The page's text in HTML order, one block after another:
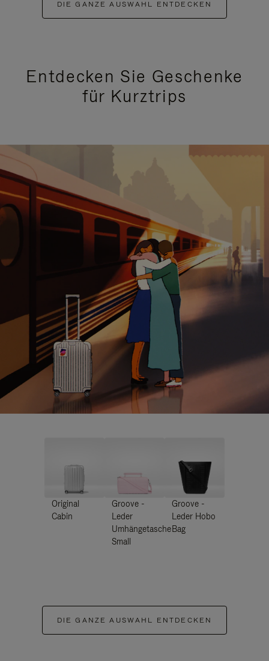
DIE GANZE AUSWAHL ENTDECKEN
Entdecken Sie Geschenke
für Kurztrips
Original
Cabin
Groove -
Leder
Umhängetasche
Small
Groove -
Leder Hobo
Bag
DIE GANZE AUSWAHL ENTDECKEN